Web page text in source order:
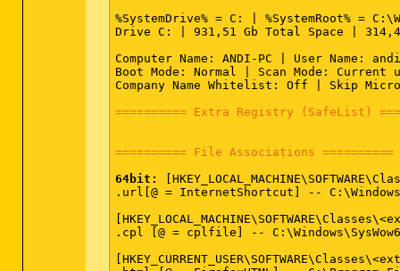
%SystemDrive% = C: | %SystemRoot% =
Drive C: | 931,51 Gb Total Space |
Computer Name: ANDI-PC | User Name:
Boot Mode: Normal | Scan Mode:
Company Name Whitelist: Off | Skip
========== Extra Registry (SafeList)
========== File Associations ==========
64bit:
.url[@ = InternetShortcut] --
.cpl [@ = cplfile] --